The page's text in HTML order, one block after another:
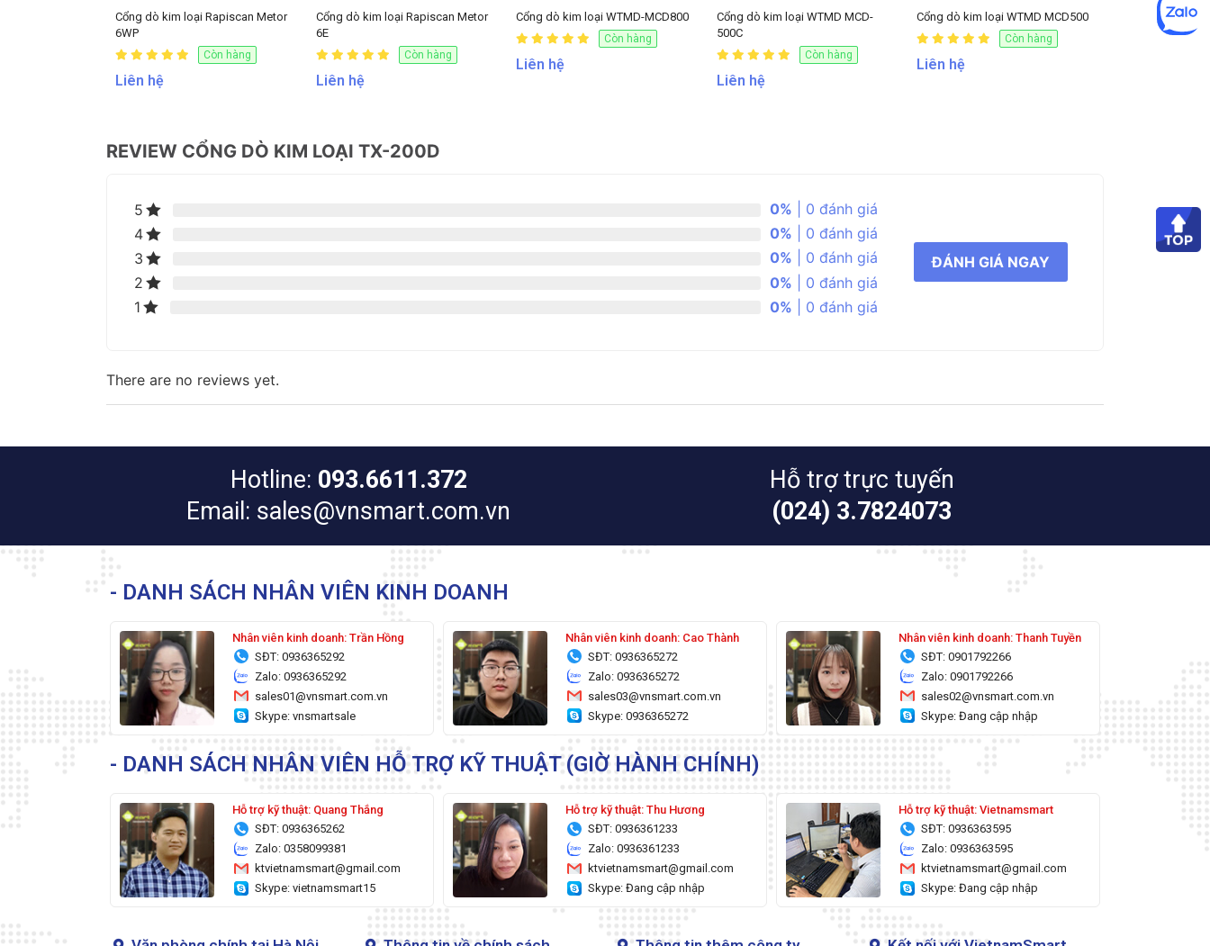
Cổng dò kim loại Rapiscan Metor
6WP
Còn hàng
Liên hệ
Cổng dò kim loại Rapiscan Metor
6E
Còn hàng
Liên hệ
Cổng dò kim loại WTMD-MCD800
Còn hàng
Liên hệ
Cổng dò kim loại WTMD MCD-
500C
Còn hàng
Liên hệ
Cổng dò kim loại WTMD MCD500
Còn hàng
Liên hệ
REVIEW CỔNG DÒ KIM LOẠI TX-200D
5 0% | 0 đánh giá
4
0% | 0 đánh giá
3
0% | 0 đánh giá
2
0% | 0 đánh giá
1
0% | 0 đánh giá
ĐÁNH GIÁ NGAY
There are no reviews yet.
Hotline: 093.6611.372
Email: sales@vnsmart.com.vn
Hỗ trợ trực tuyến
(024) 3.7824073
- DANH SÁCH NHÂN VIÊN KINH DOANH
Nhân viên kinh doanh: Trần Hồng
SĐT: 0936365292
Zalo: 0936365292
sales01@vnsmart.com.vn
Skype: vnsmartsale
Nhân viên kinh doanh: Cao Thành
SĐT: 0936365272
Zalo: 0936365272
sales03@vnsmart.com.vn
Skype: 0936365272
Nhân viên kinh doanh: Thanh Tuyền
SĐT: 0901792266
Zalo: 0901792266
sales02@vnsmart.com.vn
Skype: Đang cập nhập
- DANH SÁCH NHÂN VIÊN HỖ TRỢ KỸ THUẬT (GIỜ HÀNH CHÍNH)
Hỗ trợ kỹ thuật: Quang Thắng
SĐT: 0936365262
Zalo: 0358099381
ktvietnamsmart@gmail.com
Skype: vietnamsmart15
Hỗ trợ kỹ thuật: Thu Hương
SĐT: 0936361233
Zalo: 0936361233
ktvietnamsmart@gmail.com
Skype: Đang cập nhập
Hỗ trợ kỹ thuật: Vietnamsmart
SĐT: 0936363595
Zalo: 0936363595
ktvietnamsmart@gmail.com
Skype: Đang cập nhập